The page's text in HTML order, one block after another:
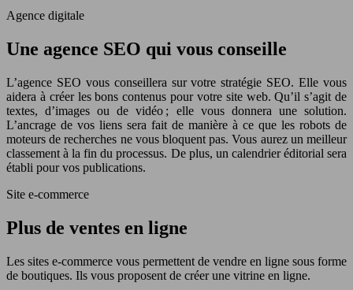
Agence digitale
Une agence SEO qui vous conseille
L’agence SEO vous conseillera sur votre stratégie SEO. Elle vous
aidera à créer les bons contenus pour votre site web. Qu’il s’agit de
textes, d’images ou de vidéo ; elle vous donnera une solution.
L’ancrage de vos liens sera fait de manière à ce que les robots de
moteurs de recherches ne vous bloquent pas. Vous aurez un meilleur
classement à la fin du processus. De plus, un calendrier éditorial sera
établi pour vos publications.
Site e-commerce
Plus de ventes en ligne
Les sites e-commerce vous permettent de vendre en ligne sous forme
de boutiques. Ils vous proposent de créer une vitrine en ligne.